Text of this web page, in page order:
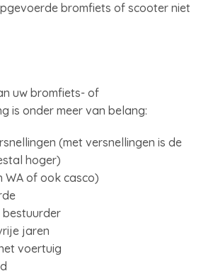
bromfiets of scooter niet
uw bromfiets- of
is onder meer van belang:
(met versnellingen is de
hoger)
WA of ook casco)
jaren
voertuig